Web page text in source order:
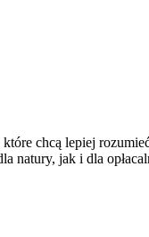
chcą lepiej
natury, jak i dla